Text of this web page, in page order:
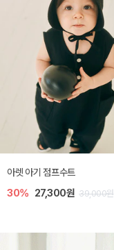
아렛 아기 점프수트
30% 27,300원 39,000원